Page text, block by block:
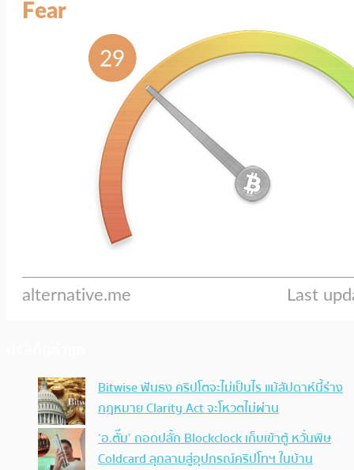
Bitwise ฟันธง คริปโตจะไม่เป็นไร แม้สัปดาห์นี้ร่าง
กฎหมาย Clarity Act จะโหวตไม่ผ่าน
‘อ.ตั๊ม’ ถอดปลั้ก Blockclock เก็บเข้าตู้ หวั่นพิษ
Coldcard ลุกลามสู่อุปกรณ์คริปโทฯ ในบ้าน